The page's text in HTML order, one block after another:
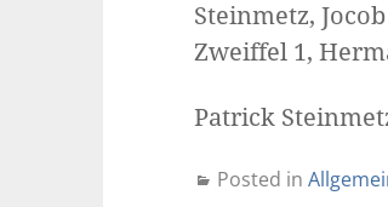
Steinmetz,
Zweiffel 1,
Patrick
Posted in